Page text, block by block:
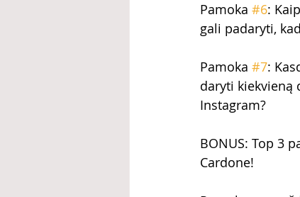
Pamoka #6:
gali padaryti,
Pamoka #7:
daryti kiekvieną
Instagram?
BONUS: Top 3
Cardone!